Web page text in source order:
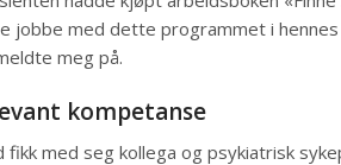
jobbe med dette programmet i
meg på.
kompetanse
fikk med seg kollega og psykiatrisk